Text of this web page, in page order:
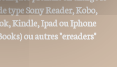
type Sony Reader, Kobo,
Kindle, Ipad ou Iphone
ou autres "ereaders"